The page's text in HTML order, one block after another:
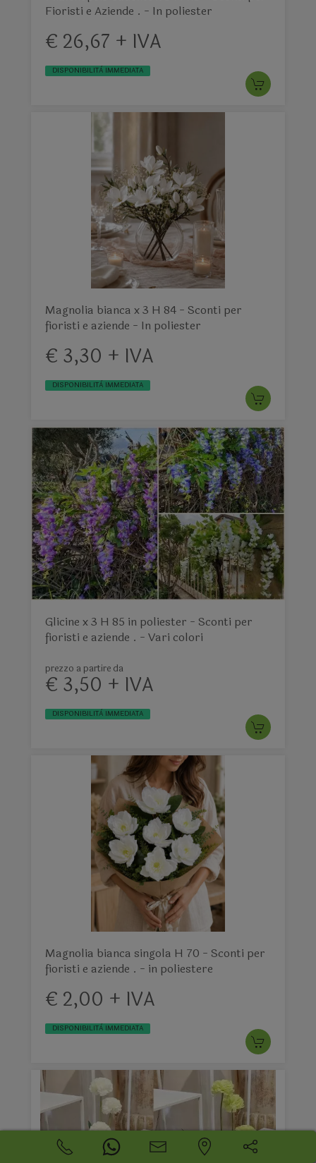
Fioristi e Aziende . - In poliester
€ 26,67 + IVA
DISPONIBILITÀ IMMEDIATA
Magnolia bianca x 3 H 84 - Sconti per
fioristi e aziende - In poliester
€ 3,30 + IVA
DISPONIBILITÀ IMMEDIATA
Glicine x 3 H 85 in poliester - Sconti per
fioristi e aziende . - Vari colori
prezzo a partire da
€ 3,50 + IVA
DISPONIBILITÀ IMMEDIATA
Magnolia bianca singola H 70 - Sconti per
fioristi e aziende . - in poliestere
€ 2,00 + IVA
DISPONIBILITÀ IMMEDIATA